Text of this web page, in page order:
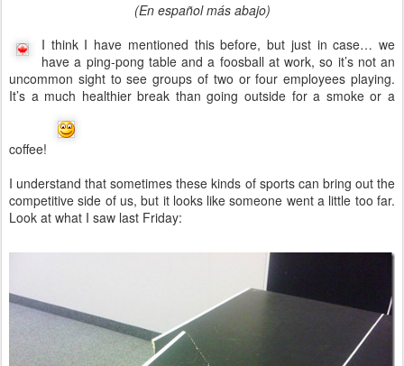
(En español más abajo)
I think I have mentioned this before, but just in case… we
have a ping-pong table and a foosball at work, so it’s not an
uncommon sight to see groups of two or four employees playing.
It’s a much healthier break than going outside for a smoke or a
coffee!
I understand that sometimes these kinds of sports can bring out the
competitive side of us, but it looks like someone went a little too far.
Look at what I saw last Friday: